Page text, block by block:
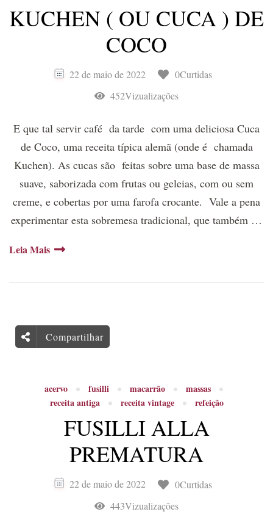
KUCHEN ( OU CUCA ) DE
COCO
22 de maio de 2022
0Curtidas
452Vizualizações
E que tal servir café da tarde com uma deliciosa Cuca
de Coco, uma receita típica alemã (onde é chamada
Kuchen). As cucas são feitas sobre uma base de massa
suave, saborizada com frutas ou geleias, com ou sem
creme, e cobertas por uma farofa crocante. Vale a pena
experimentar esta sobremesa tradicional, que também …
Leia Mais
Compartilhar
acervo fusilli macarrão
massas
receita antiga
receita vintage refeição
FUSILLI ALLA
PREMATURA
22 de maio de 2022
0Curtidas
443Vizualizações